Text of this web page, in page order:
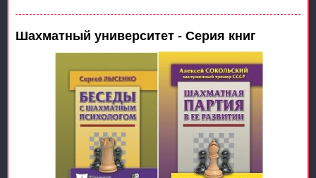
Шахматный университет - Серия книг